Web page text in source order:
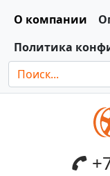
О компании
Политика